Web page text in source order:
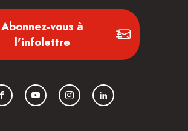
Abonnez-vous à
l'infolettre
FacebookYouTubeInstagramLinkedIn